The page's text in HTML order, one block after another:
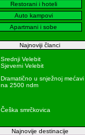
Restorani i hoteli
Auto kampovi
Apartmani i sobe
Najnoviji članci
Srednji Velebit
Sjeverni Velebit
Dramatično u snježnoj mećavi
na 2500 ndm
Češka smrčkovica
Najnovije destinacije